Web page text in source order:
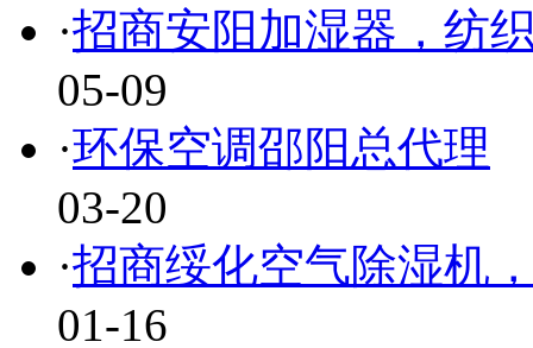
·招商安阳加湿器，纺
05-09
·环保空调邵阳总代理
03-20
·招商绥化空气除湿机
01-16